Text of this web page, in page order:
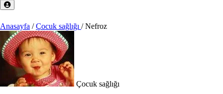
Anasayfa / Çocuk sağlığı / Nefroz
Çocuk sağlığı